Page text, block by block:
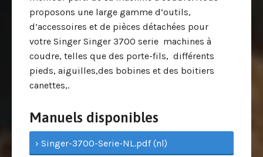
proposons une large gamme d’outils,
d’accessoires et de pièces détachées pour
votre Singer Singer 3700 serie machines à
coudre, telles que des porte-fils, différents
pieds, aiguilles,des bobines et des boitiers
canettes,.
Manuels disponibles
› Singer-3700-Serie-NL.pdf (nl)